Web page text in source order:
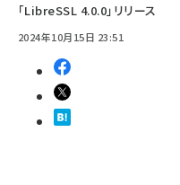
「LibreSSL 4.0.0」リリース
2024年10月15日 23:51